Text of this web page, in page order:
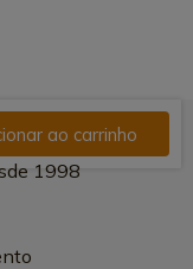
ao carrinho
1998